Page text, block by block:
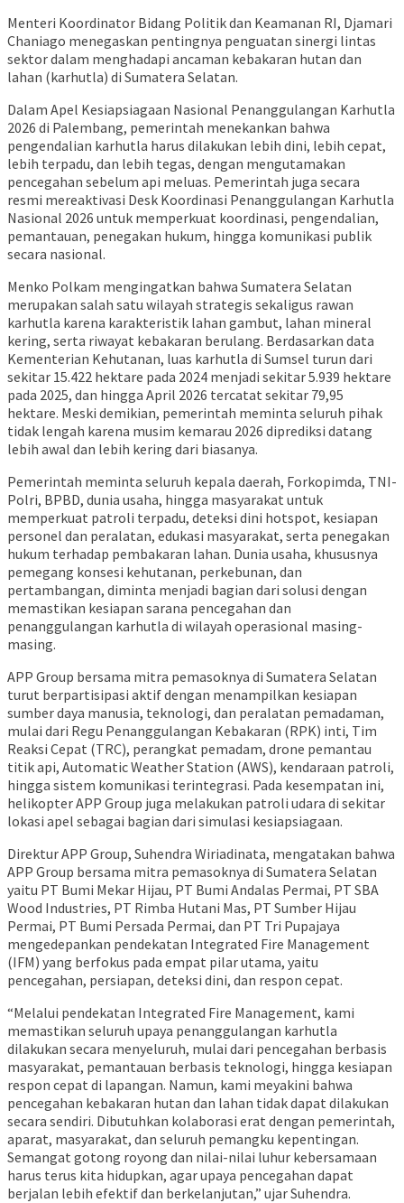
Menteri Koordinator Bidang Politik dan Keamanan RI, Djamari
Chaniago menegaskan pentingnya penguatan sinergi lintas
sektor dalam menghadapi ancaman kebakaran hutan dan
lahan (karhutla) di Sumatera Selatan.
Dalam Apel Kesiapsiagaan Nasional Penanggulangan Karhutla
2026 di Palembang, pemerintah menekankan bahwa
pengendalian karhutla harus dilakukan lebih dini, lebih cepat,
lebih terpadu, dan lebih tegas, dengan mengutamakan
pencegahan sebelum api meluas. Pemerintah juga secara
resmi mereaktivasi Desk Koordinasi Penanggulangan Karhutla
Nasional 2026 untuk memperkuat koordinasi, pengendalian,
pemantauan, penegakan hukum, hingga komunikasi publik
secara nasional.
Menko Polkam mengingatkan bahwa Sumatera Selatan
merupakan salah satu wilayah strategis sekaligus rawan
karhutla karena karakteristik lahan gambut, lahan mineral
kering, serta riwayat kebakaran berulang. Berdasarkan data
Kementerian Kehutanan, luas karhutla di Sumsel turun dari
sekitar 15.422 hektare pada 2024 menjadi sekitar 5.939 hektare
pada 2025, dan hingga April 2026 tercatat sekitar 79,95
hektare. Meski demikian, pemerintah meminta seluruh pihak
tidak lengah karena musim kemarau 2026 diprediksi datang
lebih awal dan lebih kering dari biasanya.
Pemerintah meminta seluruh kepala daerah, Forkopimda, TNI-
Polri, BPBD, dunia usaha, hingga masyarakat untuk
memperkuat patroli terpadu, deteksi dini hotspot, kesiapan
personel dan peralatan, edukasi masyarakat, serta penegakan
hukum terhadap pembakaran lahan. Dunia usaha, khususnya
pemegang konsesi kehutanan, perkebunan, dan
pertambangan, diminta menjadi bagian dari solusi dengan
memastikan kesiapan sarana pencegahan dan
penanggulangan karhutla di wilayah operasional masing-
masing.
APP Group bersama mitra pemasoknya di Sumatera Selatan
turut berpartisipasi aktif dengan menampilkan kesiapan
sumber daya manusia, teknologi, dan peralatan pemadaman,
mulai dari Regu Penanggulangan Kebakaran (RPK) inti, Tim
Reaksi Cepat (TRC), perangkat pemadam, drone pemantau
titik api, Automatic Weather Station (AWS), kendaraan patroli,
hingga sistem komunikasi terintegrasi. Pada kesempatan ini,
helikopter APP Group juga melakukan patroli udara di sekitar
lokasi apel sebagai bagian dari simulasi kesiapsiagaan.
Direktur APP Group, Suhendra Wiriadinata, mengatakan bahwa
APP Group bersama mitra pemasoknya di Sumatera Selatan
yaitu PT Bumi Mekar Hijau, PT Bumi Andalas Permai, PT SBA
Wood Industries, PT Rimba Hutani Mas, PT Sumber Hijau
Permai, PT Bumi Persada Permai, dan PT Tri Pupajaya
mengedepankan pendekatan Integrated Fire Management
(IFM) yang berfokus pada empat pilar utama, yaitu
pencegahan, persiapan, deteksi dini, dan respon cepat.
“Melalui pendekatan Integrated Fire Management, kami
memastikan seluruh upaya penanggulangan karhutla
dilakukan secara menyeluruh, mulai dari pencegahan berbasis
masyarakat, pemantauan berbasis teknologi, hingga kesiapan
respon cepat di lapangan. Namun, kami meyakini bahwa
pencegahan kebakaran hutan dan lahan tidak dapat dilakukan
secara sendiri. Dibutuhkan kolaborasi erat dengan pemerintah,
aparat, masyarakat, dan seluruh pemangku kepentingan.
Semangat gotong royong dan nilai-nilai luhur kebersamaan
harus terus kita hidupkan, agar upaya pencegahan dapat
berjalan lebih efektif dan berkelanjutan,” ujar Suhendra.